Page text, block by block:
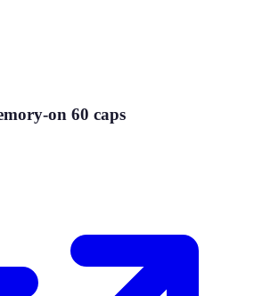
on 60 caps